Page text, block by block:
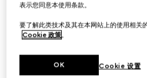
表示您同意本使用条款。
要了解此类技术及其在本网站上的使用相关
Cookie 政策。
Cookie 设置
OK